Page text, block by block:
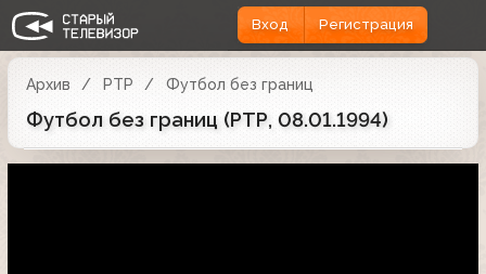
Вход Регистрация
Архив РТР Футбол без границ
Футбол без границ (РТР, 08.01.1994)